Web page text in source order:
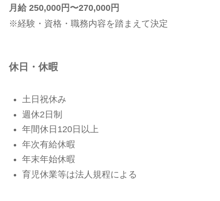
月給 250,000円〜270,000円
※経験・資格・職務内容を踏まえて決定
休日・休暇
土日祝休み
週休2日制
年間休日120日以上
年次有給休暇
年末年始休暇
育児休業等は法人規程による